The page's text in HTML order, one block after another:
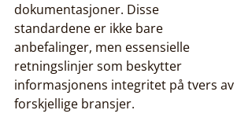
dokumentasjoner. Disse
standardene er ikke bare
anbefalinger, men essensielle
retningslinjer som beskytter
informasjonens integritet på tvers av
forskjellige bransjer.